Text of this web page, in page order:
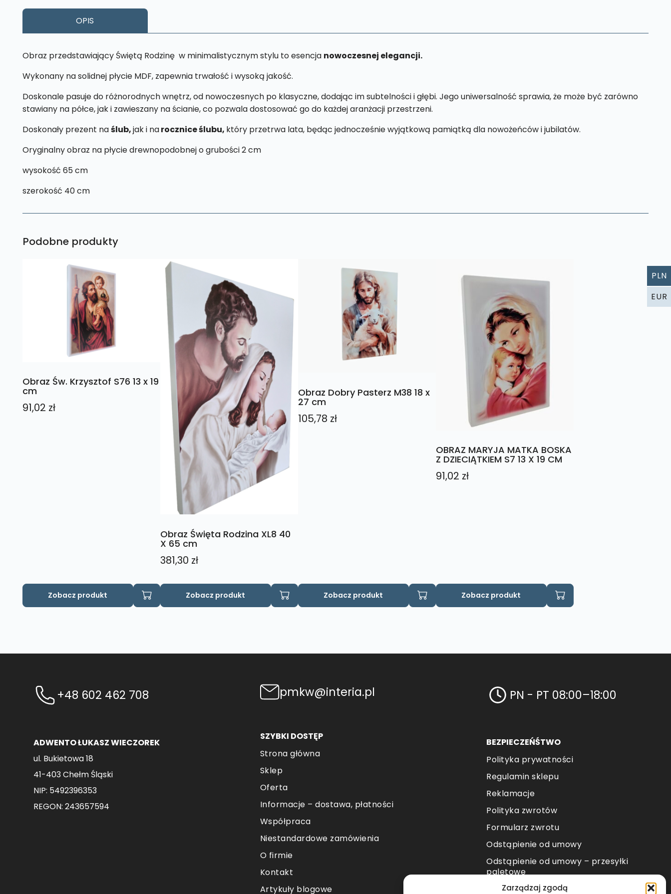
Zarządzaj zgodą
OPIS
Obraz przedstawiający Świętą Rodzinę w minimalistycznym stylu to esencja nowoczesnej elegancji.
Wykonany na solidnej płycie MDF, zapewnia trwałość i wysoką jakość.
Doskonale pasuje do różnorodnych wnętrz, od nowoczesnych po klasyczne, dodając im subtelności i głębi. Jego uniwersalność sprawia, że może być zarówno
stawiany na półce, jak i zawieszany na ścianie, co pozwala dostosować go do każdej aranżacji przestrzeni.
Doskonały prezent naślub,jak i narocznice ślubu, który przetrwa lata, będąc jednocześnie wyjątkową pamiątką dla nowożeńców i jubilatów.
Oryginalny obraz na płycie drewnopodobnej o grubości 2 cm
wysokość 65 cm
szerokość 40 cm
Podobne produkty
Obraz Św. Krzysztof S76 13 x 19
cm
91,02 zł
Zobacz produkt
Obraz Święta Rodzina XL8 40
X 65 cm
381,30 zł
Zobacz produkt
Obraz Dobry Pasterz M38 18 x
27 cm
105,78 zł
Zobacz produkt
OBRAZ MARYJA MATKA BOSKA
Z DZIECIĄTKIEM S7 13 X 19 CM
91,02 zł
Zobacz produkt
+48 602 462 708
ADWENTO ŁUKASZ WIECZOREK
ul. Bukietowa 18
41-403 Chełm Śląski
NIP: 5492396353
REGON: 243657594
pmkw@interia.pl
SZYBKI DOSTĘP
Strona główna
Sklep
Oferta
Informacje – dostawa, płatności
Współpraca
Niestandardowe zamówienia
O firmie
Kontakt
Artykuły blogowe
PN - PT 08:00–18:00
BEZPIECZEŃŚTWO
Polityka prywatności
Regulamin sklepu
Reklamacje
Polityka zwrotów
Formularz zwrotu
Odstąpienie od umowy
Odstąpienie od umowy – przesyłki
paletowe
PLN
EUR